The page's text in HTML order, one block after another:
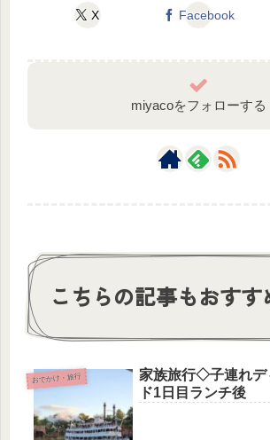
X Facebook
miyacoをフォローする
こちらの記事もおすす
おでかけ・旅行
家族旅行◇子連れデ
ド1日目ランチ後